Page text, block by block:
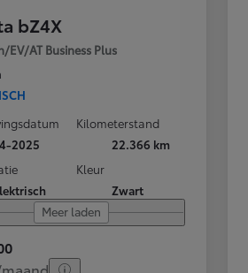
bZ4X
EV/AT Business Plus
2025
Kilometerstand
22.366 km
Kleur
Zwart
Meer laden